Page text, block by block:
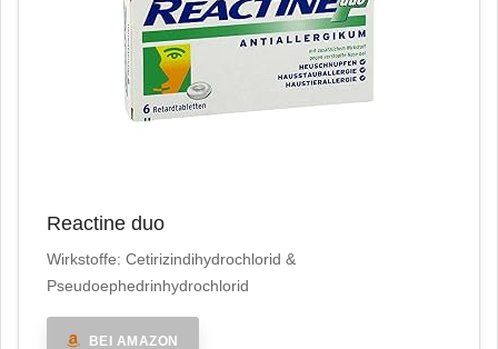
Reactine duo
Wirkstoffe: Cetirizindihydrochlorid &
Pseudoephedrinhydrochlorid
BEI AMAZON